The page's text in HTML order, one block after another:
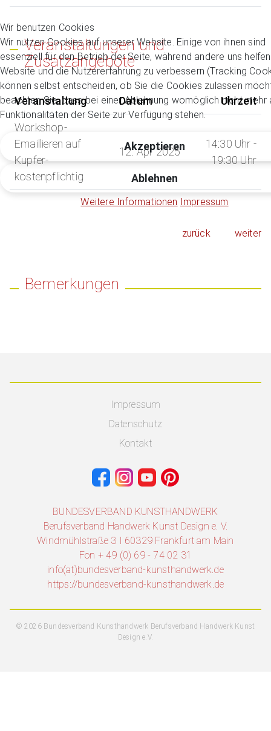
Veranstaltungen und
Zusatzangebote
Veranstaltung Datum Uhrzeit
Workshop-
Emaillieren auf
Kupfer-
kostenpflichtig
12. Apr 2025
14:30 Uhr -
19:30 Uhr
zurück weiter
Bemerkungen
Impressum
Datenschutz
Kontakt
BUNDESVERBAND KUNSTHANDWERK
Berufsverband Handwerk Kunst Design e. V.
Windmühlstraße 3 I 60329 Frankfurt am Main
Fon + 49 (0) 69 - 74 02 31
info(at)bundesverband-kunsthandwerk.de
https://bundesverband-kunsthandwerk.de
© 2026 Bundesverband Kunsthandwerk Berufsverband Handwerk Kunst
Design e.V.
Wir benutzen Cookies
Wir nutzen Cookies auf unserer Website. Einige von ihnen sind
essenziell für den Betrieb der Seite, während andere uns
Website und die Nutzererfahrung zu verbessern (Tracking
können selbst entscheiden, ob Sie die Cookies zulassen
beachten Sie, dass bei einer Ablehnung womöglich nicht mehr
Funktionalitäten der Seite zur Verfügung stehen.
Akzeptieren
Ablehnen
Weitere Informationen Impressum